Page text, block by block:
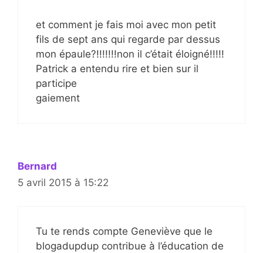
et comment je fais moi avec mon petit
fils de sept ans qui regarde par dessus
mon épaule?!!!!!!!non il c’était éloigné!!!!!
Patrick a entendu rire et bien sur il
participe
gaiement
Bernard
5 avril 2015 à 15:22
Tu te rends compte Geneviève que le
blogadupdup contribue à l’éducation de